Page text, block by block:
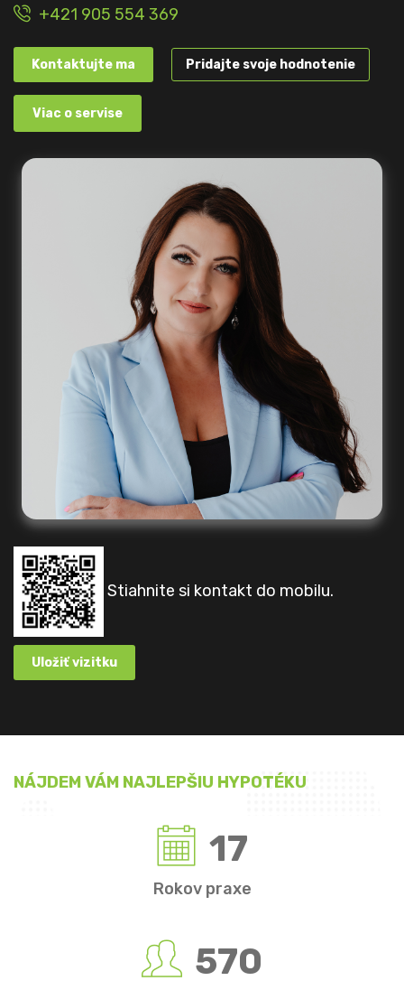
+421 905 554 369
Kontaktujte ma Pridajte svoje hodnotenie
Viac o servise
Stiahnite si kontakt do mobilu.
Uložiť vizitku
NÁJDEM VÁM NAJLEPŠIU HYPOTÉKU
17
Rokov praxe
570